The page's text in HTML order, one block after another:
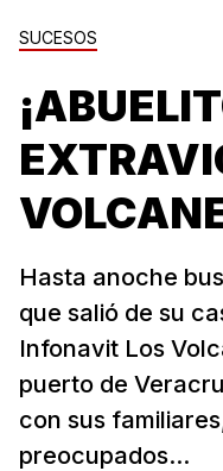
SUCESOS
Hasta anoche
que salió de su
Infonavit Los
puerto de
con sus
preocupados...